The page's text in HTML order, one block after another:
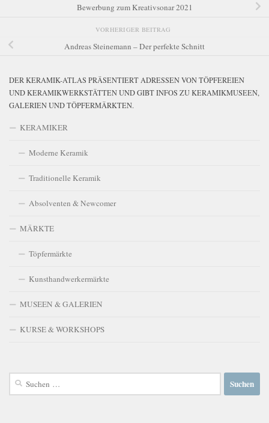
Bewerbung zum Kreativsonar 2021
VORHERIGER BEITRAG
Andreas Steinemann – Der perfekte Schnitt
DER KERAMIK-ATLAS PRÄSENTIERT ADRESSEN VON TÖPFEREIEN
UND KERAMIKWERKSTÄTTEN UND GIBT INFOS ZU KERAMIKMUSEEN,
GALERIEN UND TÖPFERMÄRKTEN.
KERAMIKER
Moderne Keramik
Traditionelle Keramik
Absolventen & Newcomer
MÄRKTE
Töpfermärkte
Kunsthandwerkermärkte
MUSEEN & GALERIEN
KURSE & WORKSHOPS
Suchen